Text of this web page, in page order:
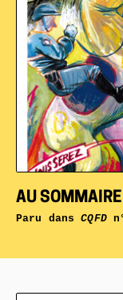
AU
Paru dansCQFD